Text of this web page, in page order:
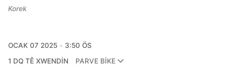
Korek
OCAK 07 2025
3:50 ÖS
1 DQ TÊ XWENDIN
PARVE BIKE